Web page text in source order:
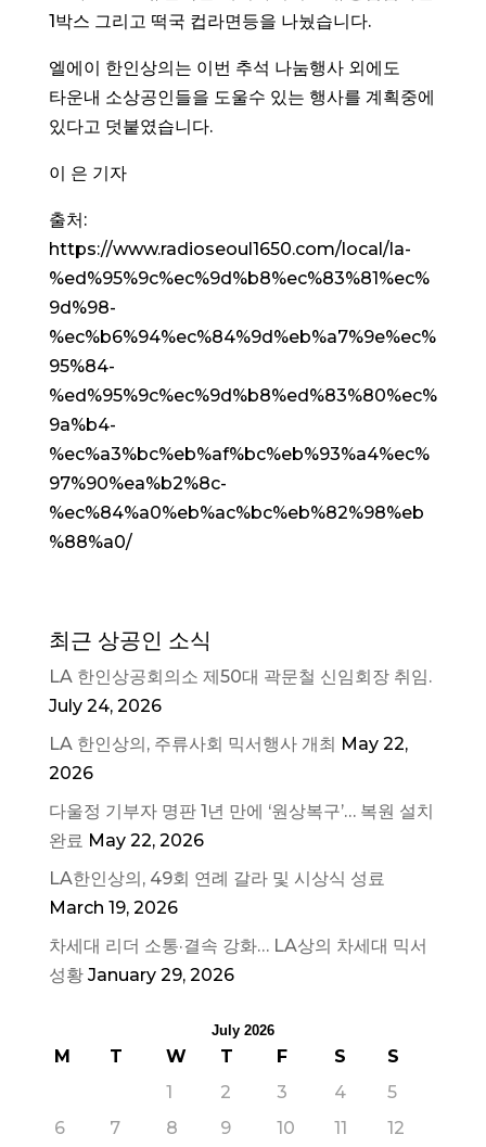
1박스 그리고 떡국 컵라면등을 나눴습니다.
엘에이 한인상의는 이번 추석 나눔행사 외에도
타운내 소상공인들을 도울수 있는 행사를 계획중에
있다고 덧붙였습니다.
이 은 기자
출처:
https://www.radioseoul1650.com/local/la-
%ed%95%9c%ec%9d%b8%ec%83%81%ec%
9d%98-
%ec%b6%94%ec%84%9d%eb%a7%9e%ec%
95%84-
%ed%95%9c%ec%9d%b8%ed%83%80%ec%
9a%b4-
%ec%a3%bc%eb%af%bc%eb%93%a4%ec%
97%90%ea%b2%8c-
%ec%84%a0%eb%ac%bc%eb%82%98%eb
%88%a0/
최근 상공인 소식
LA 한인상공회의소 제50대 곽문철 신임회장 취임.
July 24, 2026
LA 한인상의, 주류사회 믹서행사 개최 May 22,
2026
다울정 기부자 명판 1년 만에 ‘원상복구’… 복원 설치
완료 May 22, 2026
LA한인상의, 49회 연례 갈라 및 시상식 성료
March 19, 2026
차세대 리더 소통·결속 강화… LA상의 차세대 믹서
성황 January 29, 2026
July 2026
M T W T F S
S
1
2 3 4
5
6
7 8 9 10 11 12